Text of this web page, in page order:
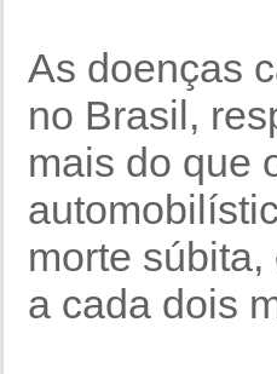
As doenças
no Brasil,
mais do que
morte
a cada dois